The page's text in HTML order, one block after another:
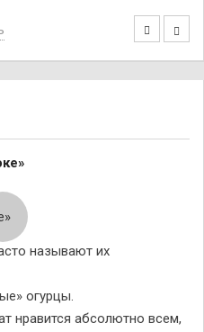
называют их
огурцы.
нравится абсолютно всем,